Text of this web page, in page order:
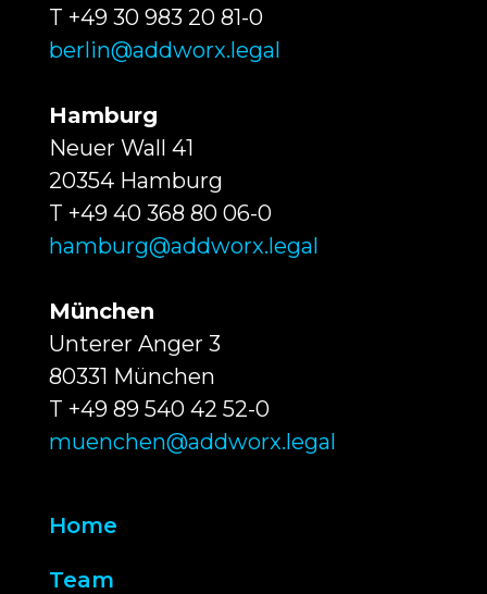
T +49 30 983 20 81-0
berlin@addworx.legal
Hamburg
Neuer Wall 41
20354 Hamburg
T +49 40 368 80 06-0
hamburg@addworx.legal
München
Unterer Anger 3
80331 München
T +49 89 540 42 52-0
muenchen@addworx.legal
Home
Team